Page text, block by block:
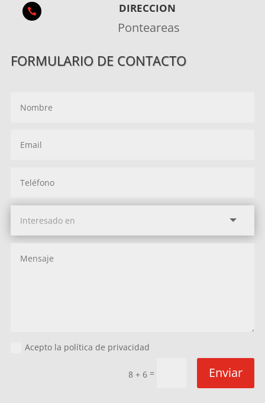
 DIRECCION
Ponteareas
FORMULARIO DE CONTACTO
Acepto la política de privacidad
8 + 6 = Enviar